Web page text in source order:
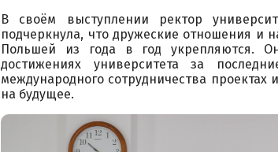
В своём выступлении ректор
подчеркнула, что дружеские отношения и
Польшей из года в год укрепляются.
достижениях университета за
международного сотрудничества проектах
на будущее.